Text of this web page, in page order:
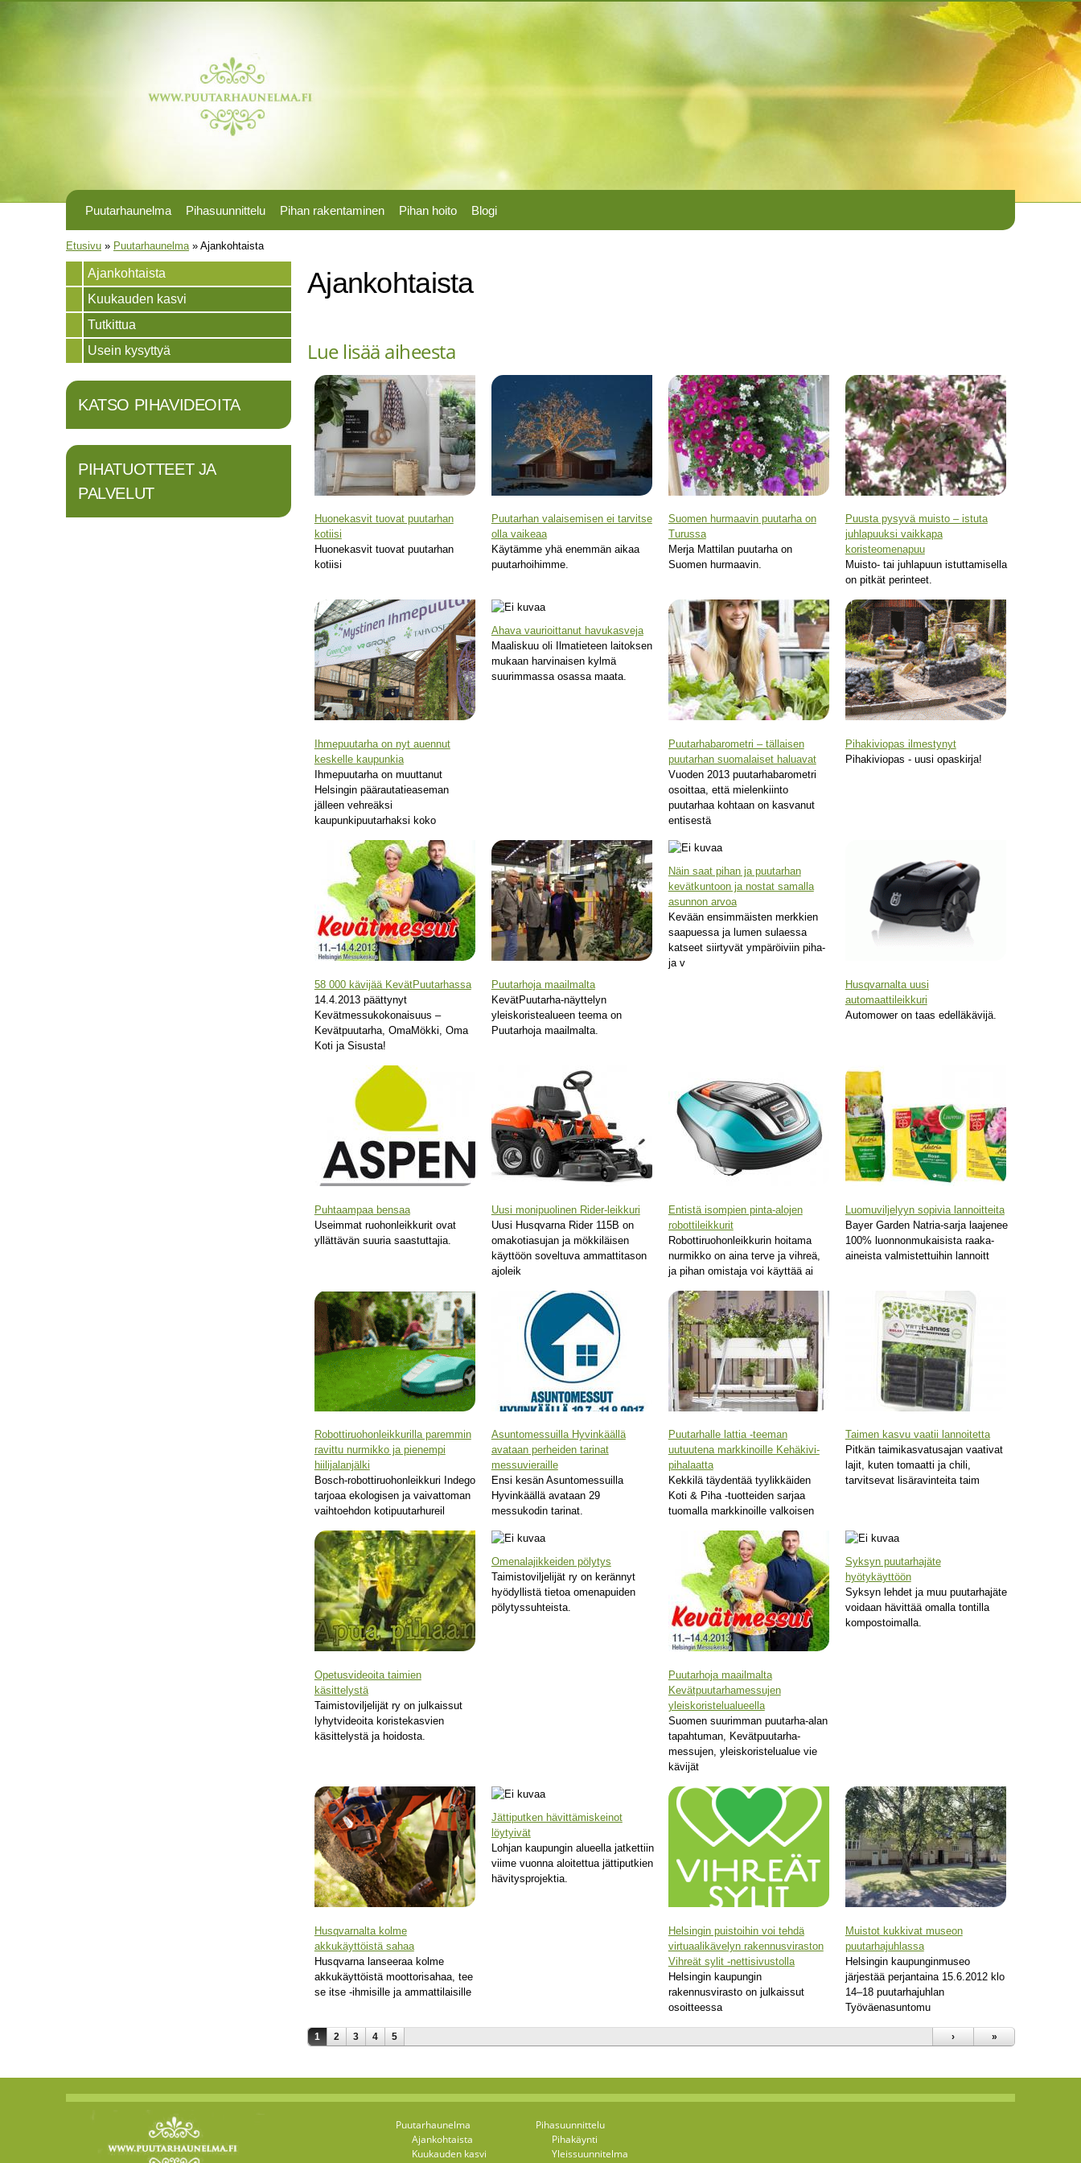
Puutarhaunelma Pihasuunnittelu Pihan rakentaminen Pihan hoito Blogi
Olet täällä
Etusivu » Puutarhaunelma » Ajankohtaista
Ajankohtaista
Kuukauden kasvi
Tutkittua
Usein kysyttyä
KATSO PIHAVIDEOITA
PIHATUOTTEET JA
PALVELUT
Ajankohtaista
Lue lisää aiheesta
Huonekasvit tuovat puutarhan
kotiisi
Huonekasvit tuovat puutarhan
kotiisi
Puutarhan valaisemisen ei tarvitse
olla vaikeaa
Käytämme yhä enemmän aikaa
puutarhoihimme.
Suomen hurmaavin puutarha on
Turussa
Merja Mattilan puutarha on
Suomen hurmaavin.
Puusta pysyvä muisto – istuta
juhlapuuksi vaikkapa
koristeomenapuu
Muisto- tai juhlapuun istuttamisella
on pitkät perinteet.
Ihmepuutarha on nyt auennut
keskelle kaupunkia
Ihmepuutarha on muuttanut
Helsingin päärautatieaseman
jälleen vehreäksi
kaupunkipuutarhaksi koko
Ahava vaurioittanut havukasveja
Maaliskuu oli Ilmatieteen laitoksen
mukaan harvinaisen kylmä
suurimmassa osassa maata.
Puutarhabarometri – tällaisen
puutarhan suomalaiset haluavat
Vuoden 2013 puutarhabarometri
osoittaa, että mielenkiinto
puutarhaa kohtaan on kasvanut
entisestä
Pihakiviopas ilmestynyt
Pihakiviopas - uusi opaskirja!
58 000 kävijää KevätPuutarhassa
14.4.2013 päättynyt
Kevätmessukokonaisuus –
Kevätpuutarha, OmaMökki, Oma
Koti ja Sisusta!
Puutarhoja maailmalta
KevätPuutarha-näyttelyn
yleiskoristealueen teema on
Puutarhoja maailmalta.
Näin saat pihan ja puutarhan
kevätkuntoon ja nostat samalla
asunnon arvoa
Kevään ensimmäisten merkkien
saapuessa ja lumen sulaessa
katseet siirtyvät ympäröiviin piha-
ja v
Husqvarnalta uusi
automaattileikkuri
Automower on taas edelläkävijä.
Puhtaampaa bensaa
Useimmat ruohonleikkurit ovat
yllättävän suuria saastuttajia.
Uusi monipuolinen Rider-leikkuri
Uusi Husqvarna Rider 115B on
omakotiasujan ja mökkiläisen
käyttöön soveltuva ammattitason
ajoleik
Entistä isompien pinta-alojen
robottileikkurit
Robottiruohonleikkurin hoitama
nurmikko on aina terve ja vihreä,
ja pihan omistaja voi käyttää ai
Luomuviljelyyn sopivia lannoitteita
Bayer Garden Natria-sarja laajenee
100% luonnonmukaisista raaka-
aineista valmistettuihin lannoitt
Robottiruohonleikkurilla paremmin
ravittu nurmikko ja pienempi
hiilijalanjälki
Bosch-robottiruohonleikkuri Indego
tarjoaa ekologisen ja vaivattoman
vaihtoehdon kotipuutarhureil
Asuntomessuilla Hyvinkäällä
avataan perheiden tarinat
messuvieraille
Ensi kesän Asuntomessuilla
Hyvinkäällä avataan 29
messukodin tarinat.
Puutarhalle lattia -teeman
uutuutena markkinoille Kehäkivi-
pihalaatta
Kekkilä täydentää tyylikkäiden
Koti & Piha -tuotteiden sarjaa
tuomalla markkinoille valkoisen
Taimen kasvu vaatii lannoitetta
Pitkän taimikasvatusajan vaativat
lajit, kuten tomaatti ja chili,
tarvitsevat lisäravinteita taim
Opetusvideoita taimien
käsittelystä
Taimistoviljelijät ry on julkaissut
lyhytvideoita koristekasvien
käsittelystä ja hoidosta.
Omenalajikkeiden pölytys
Taimistoviljelijät ry on kerännyt
hyödyllistä tietoa omenapuiden
pölytyssuhteista.
Puutarhoja maailmalta
Kevätpuutarhamessujen
yleiskoristelualueella
Suomen suurimman puutarha-alan
tapahtuman, Kevätpuutarha-
messujen, yleiskoristelualue vie
kävijät
Syksyn puutarhajäte
hyötykäyttöön
Syksyn lehdet ja muu puutarhajäte
voidaan hävittää omalla tontilla
kompostoimalla.
Husqvarnalta kolme
akkukäyttöistä sahaa
Husqvarna lanseeraa kolme
akkukäyttöistä moottorisahaa, tee
se itse -ihmisille ja ammattilaisille
Jättiputken hävittämiskeinot
löytyivät
Lohjan kaupungin alueella jatkettiin
viime vuonna aloitettua jättiputkien
hävitysprojektia.
Helsingin puistoihin voi tehdä
virtuaalikävelyn rakennusviraston
Vihreät sylit -nettisivustolla
Helsingin kaupungin
rakennusvirasto on julkaissut
osoitteessa
Muistot kukkivat museon
puutarhajuhlassa
Helsingin kaupunginmuseo
järjestää perjantaina 15.6.2012 klo
14–18 puutarhajuhlan
Työväenasuntomu
Sivut
1 2 3 4 5 › »
Puutarhaunelma
Ajankohtaista
Kuukauden kasvi
Pihasuunnittelu
Pihakäynti
Yleissuunnitelma